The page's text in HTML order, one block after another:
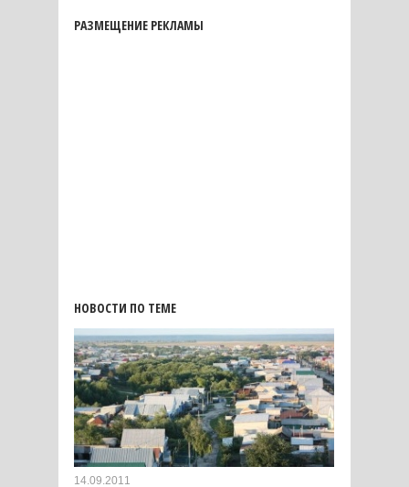
РАЗМЕЩЕНИЕ РЕКЛАМЫ
НОВОСТИ ПО ТЕМЕ
14.09.2011